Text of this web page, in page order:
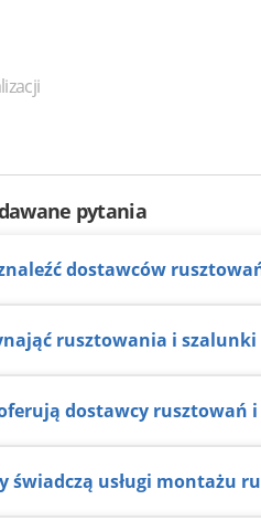
pytania
znaleźć dostawców
rusztowania i
oferują dostawcy rusztowań
świadczą usługi montażu